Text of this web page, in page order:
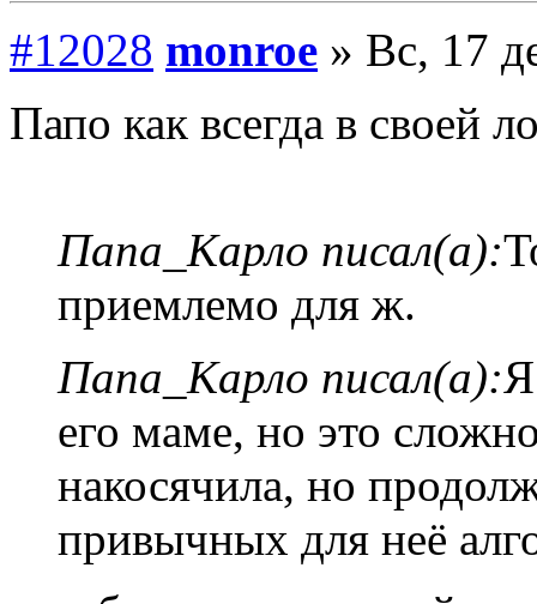
#12028 monroe » Вс, 17
Папо как всегда в своей
Папа_Карло писал(а):
приемлемо для ж.
Папа_Карло писал(а):
его маме, но это
накосячила, но
привычных для неё